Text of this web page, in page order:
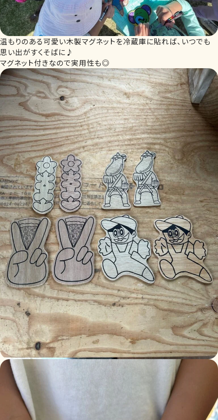
温もりのある可愛い木製マグネットを冷蔵庫に貼れば、いつでも
思い出がすくそばに♪
マグネット付きなので実用性も◎